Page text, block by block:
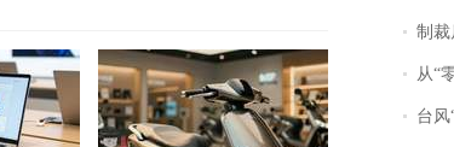
制裁
从“零风
台风“